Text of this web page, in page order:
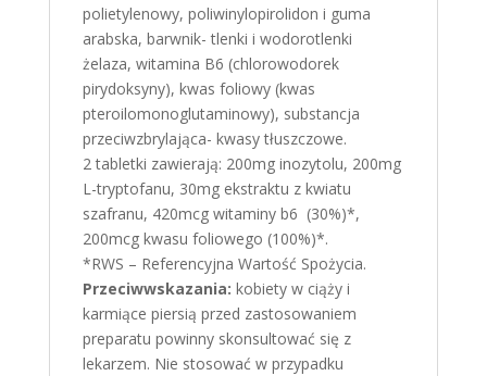
polietylenowy, poliwinylopirolidon i guma
arabska, barwnik- tlenki i wodorotlenki
żelaza, witamina B6 (chlorowodorek
pirydoksyny), kwas foliowy (kwas
pteroilomonoglutaminowy), substancja
przeciwzbrylająca- kwasy tłuszczowe.
2 tabletki zawierają: 200mg inozytolu, 200mg
L-tryptofanu, 30mg ekstraktu z kwiatu
szafranu, 420mcg witaminy b6 (30%)*,
200mcg kwasu foliowego (100%)*.
*RWS – Referencyjna Wartość Spożycia.
Przeciwwskazania: kobiety w ciąży i
karmiące piersią przed zastosowaniem
preparatu powinny skonsultować się z
lekarzem. Nie stosować w przypadku